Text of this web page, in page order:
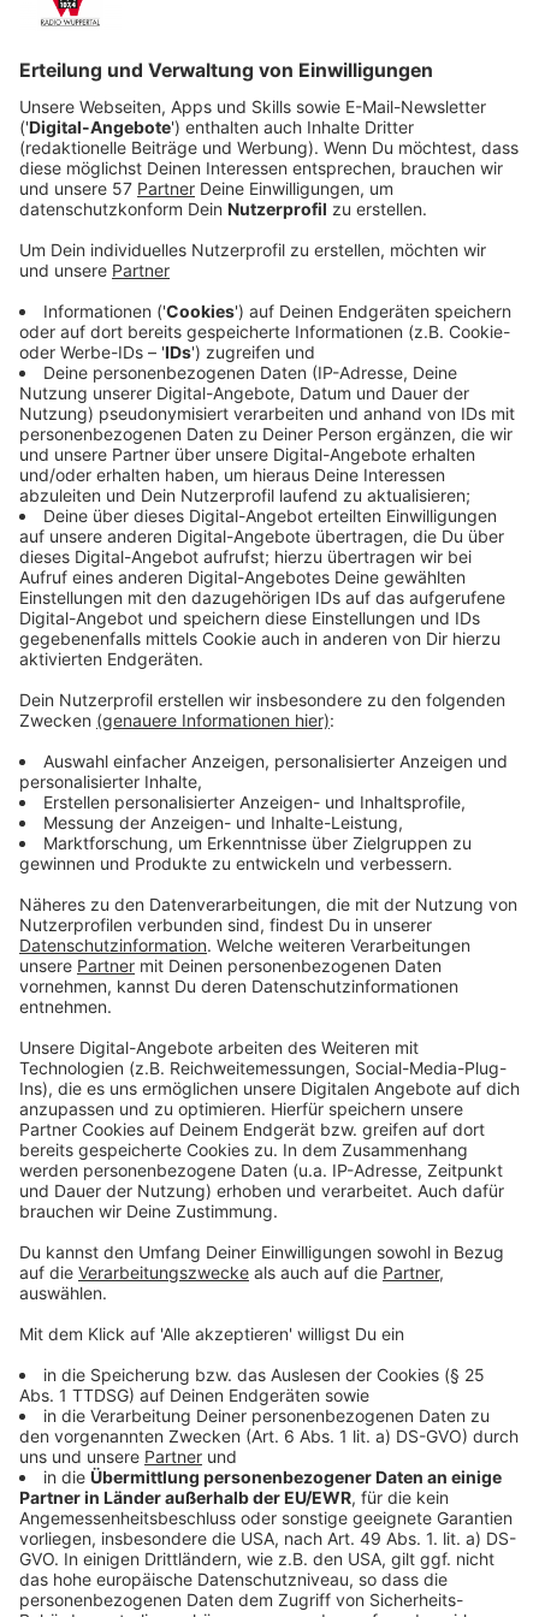
Und deshalb hat Miss Piggy jetzt einen Blog namens
"Lifesty(le) mit Miss Piggy", Dr. Bunsenbrenner und
sein Assistent Beaker bringen die Wissenschaft im
Muppet-Labor-Feldtest auf die Straße und der
schwedische Koch bringt kulinarische Kämpfe mit
seinen Herausforderern in "Okey Dokey Kookin" in dem
Stream. Und klar: Natürlich dürfen auch prominente
Gäste wie Schauspieler Ru Paul oder Linda Cardellini
nicht fehlen.
Streaming-Dienst: Disney+
Anzeige
Wir benötigen Ihre
Zustimmung, um den YouTube
Video-Service zu laden!
Wir verwenden einen Service eines
Drittanbieters, um Videoinhalte
einzubetten. Dieser Service kann
Daten zu Ihren Aktivitäten
sammeln. Bitte lesen Sie die
Details durch und stimmen Sie der
Nutzung des Service zu, um dieses
Video anzusehen.
Mehr Informationen
Akzeptieren
Management Platform
Das Chaos geht wieder los. Die Muppets erobern die
Leinwand…äh…den Streaming-Dienst.
©Copyright: Disney+
Miss Piggs ist natürlich wieder der unangefochtene
Star der Muppets. Und dieses Mal hat sie ihre eigene
Beauty-Show.
Anzeige
Copyright: Disney+
Corona-Lockdown auch bei den Muppets? Keine
Ahnung - gestreamt wird trotzdem in der
Videokonferenz.
Anzeige